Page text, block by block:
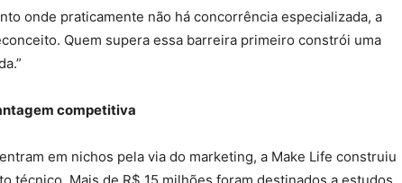
onde praticamente não há concorrência especializada, a
Quem supera essa barreira primeiro constrói uma
competitiva
em nichos pela via do marketing, a Make Life construiu